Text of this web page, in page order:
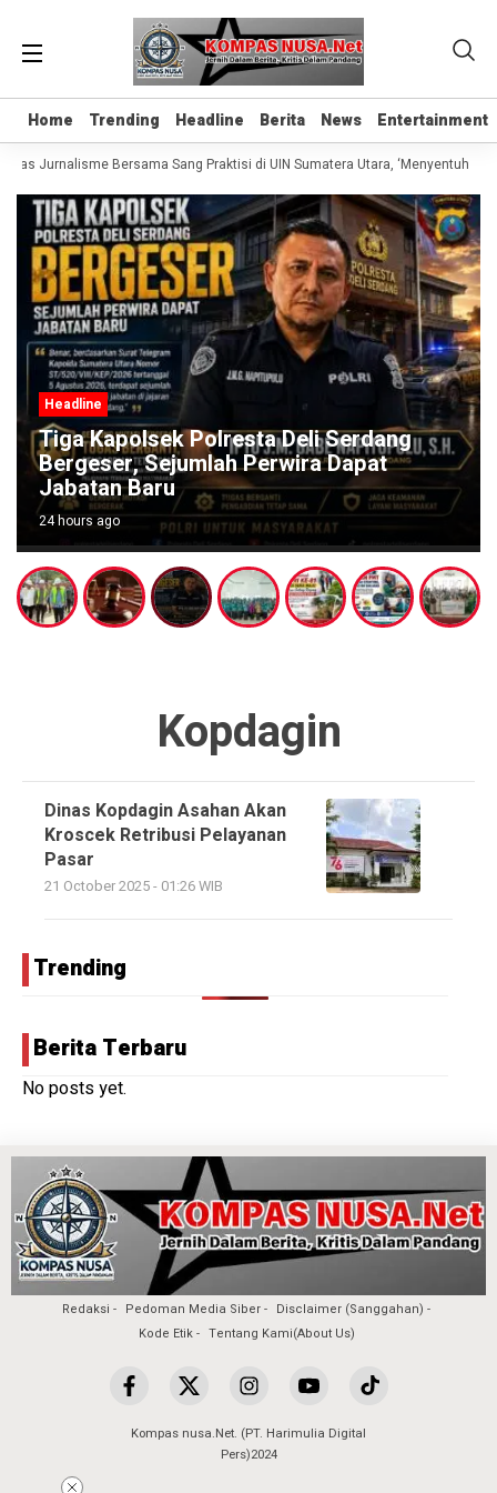
Home Trending Headline Berita News Entertainment
Home Trending Headline Berita News Entertainment
Jurnalisme Bersama Sang Praktisi di UIN Sumatera Utara, ‘Menyentuh Hati
Headline
Tiga Kapolsek Polresta Deli Serdang
Bergeser, Sejumlah Perwira Dapat
Jabatan Baru
24 hours ago
Kopdagin
Dinas Kopdagin Asahan Akan
Kroscek Retribusi Pelayanan
Pasar
21 October 2025 - 01:26 WIB
Trending
Berita Terbaru
No posts yet.
Redaksi Pedoman Media Siber
Disclaimer (Sanggahan)
Kode Etik
Tentang Kami(About Us)
Kompas nusa.Net. (PT. Harimulia Digital
Pers)2024